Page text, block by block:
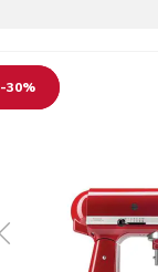
-30%